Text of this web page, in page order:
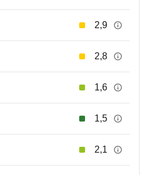
2,9
2,8
1,6
1,5
2,1